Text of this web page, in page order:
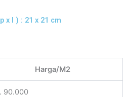
x l ) : 21 x 21 cm
Harga/M2
90.000